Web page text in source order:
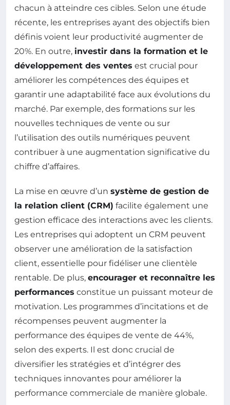
chacun à atteindre ces cibles. Selon une étude
récente, les entreprises ayant des objectifs bien
définis voient leur productivité augmenter de
20%. En outre, investir dans la formation et le
développement des ventes est crucial pour
améliorer les compétences des équipes et
garantir une adaptabilité face aux évolutions du
marché. Par exemple, des formations sur les
nouvelles techniques de vente ou sur
l’utilisation des outils numériques peuvent
contribuer à une augmentation significative du
chiffre d’affaires.
La mise en œuvre d’un système de gestion de
la relation client (CRM) facilite également une
gestion efficace des interactions avec les clients.
Les entreprises qui adoptent un CRM peuvent
observer une amélioration de la satisfaction
client, essentielle pour fidéliser une clientèle
rentable. De plus, encourager et reconnaître les
performances constitue un puissant moteur de
motivation. Les programmes d’incitations et de
récompenses peuvent augmenter la
performance des équipes de vente de 44%,
selon des experts. Il est donc crucial de
diversifier les stratégies et d’intégrer des
techniques innovantes pour améliorer la
performance commerciale de manière globale.